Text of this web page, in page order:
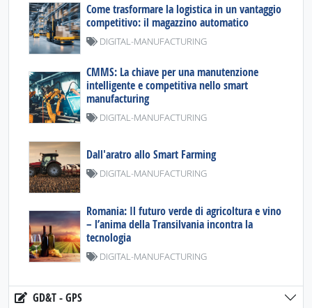
Come trasformare la logistica in un vantaggio
competitivo: il magazzino automatico
DIGITAL-MANUFACTURING
CMMS: La chiave per una manutenzione
intelligente e competitiva nello smart
manufacturing
DIGITAL-MANUFACTURING
Dall'aratro allo Smart Farming
DIGITAL-MANUFACTURING
Romania: Il futuro verde di agricoltura e vino
– l’anima della Transilvania incontra la
tecnologia
DIGITAL-MANUFACTURING
GD&T - GPS